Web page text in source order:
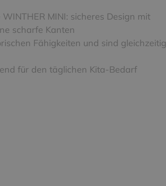
MINI: sicheres Design mit
scharfe Kanten
Fähigkeiten und sind gleichzeitig
für den täglichen Kita-Bedarf